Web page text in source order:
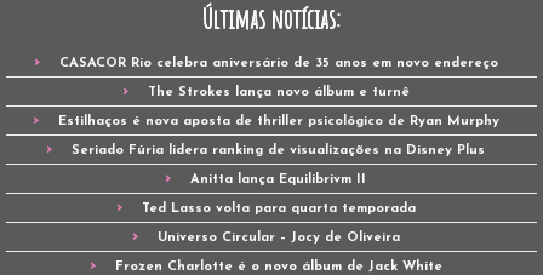
Últimas notícias:
CASACOR Rio celebra aniversário de 35 anos em novo endereço
The Strokes lança novo álbum e turnê
Estilhaços é nova aposta de thriller psicológico de Ryan Murphy
Seriado Fúria lidera ranking de visualizações na Disney Plus
Anitta lança Equilibrivm II
Ted Lasso volta para quarta temporada
Universo Circular – Jocy de Oliveira
Frozen Charlotte é o novo álbum de Jack White